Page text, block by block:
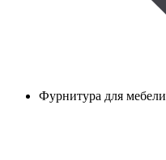
Фурнитура для мебели